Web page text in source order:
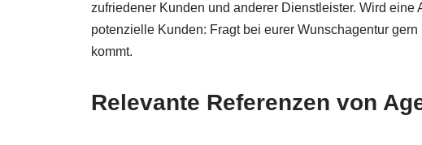
zufriedener Kunden und anderer Dienstleister. Wird
potenzielle Kunden: Fragt bei eurer Wunschagentur
kommt.
Relevante Referenzen von